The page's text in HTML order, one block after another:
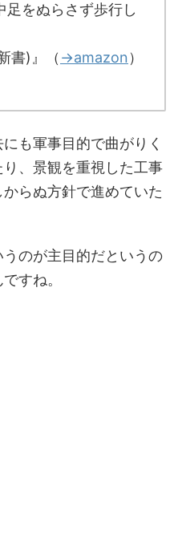
足をぬらさず歩行し
書)』（ →amazon）
も軍事目的で曲がりく
、景観を重視した工事
らぬ方針で進めていた
のが主目的だというの
すね。